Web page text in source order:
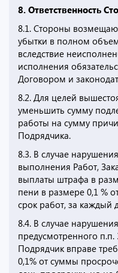
8. Ответственность
8.1. Стороны
убытки в полном
вследствие
исполнения
Договором и
8.2. Для целей
уменьшить сумму
работы на сумму
Подрядчика.
8.3. В случае
выполнения Работ,
выплаты штрафа в
пени в размере 0,1 %
срок работ, за каждый
8.4. В случае
предусмотренного
Подрядчик вправе
0,1% от суммы